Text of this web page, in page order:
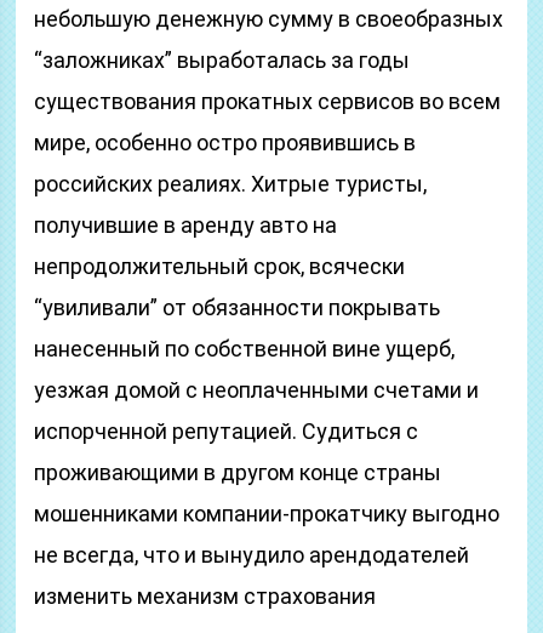
небольшую денежную сумму в своеобразных
“заложниках” выработалась за годы
существования прокатных сервисов во всем
мире, особенно остро проявившись в
российских реалиях. Хитрые туристы,
получившие в аренду авто на
непродолжительный срок, всячески
“увиливали” от обязанности покрывать
нанесенный по собственной вине ущерб,
уезжая домой с неоплаченными счетами и
испорченной репутацией. Судиться с
проживающими в другом конце страны
мошенниками компании-прокатчику выгодно
не всегда, что и вынудило арендодателей
изменить механизм страхования